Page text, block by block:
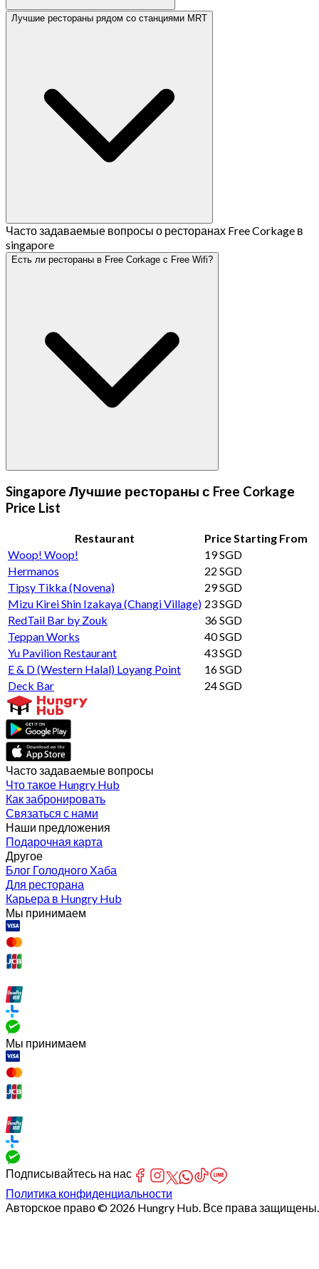
Лучшие рестораны рядом со станциями MRT
Часто задаваемые вопросы о ресторанах Free Corkage в
singapore
Есть ли рестораны в Free Corkage с Free Wifi?
Singapore Лучшие рестораны с Free Corkage
Price List
Restaurant
Price Starting From
Woop! Woop!
19 SGD
Hermanos
22 SGD
Tipsy Tikka (Novena)
29 SGD
Mizu Kirei Shin Izakaya (Changi Village) 23 SGD
RedTail Bar by Zouk
36 SGD
Teppan Works
40 SGD
Yu Pavilion Restaurant
43 SGD
E & D (Western Halal) Loyang Point
16 SGD
Deck Bar
24 SGD
Часто задаваемые вопросы
Что такое Hungry Hub
Как забронировать
Связаться с нами
Наши предложения
Подарочная карта
Другое
Блог Голодного Хаба
Для ресторана
Карьера в Hungry Hub
Мы принимаем
Мы принимаем
Подписывайтесь на нас
Политика конфиденциальности
Авторское право © 2026 Hungry Hub. Все права защищены.